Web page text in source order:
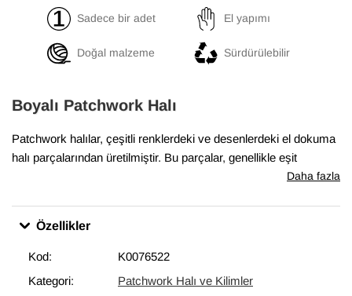
Sadece bir adet El yapımı
Doğal malzeme Sürdürülebilir
Boyalı Patchwork Halı
Patchwork halılar, çeşitli renklerdeki ve desenlerdeki el dokuma
halı parçalarından üretilmiştir. Bu parçalar, genellikle eşit
boyutlarda ve düzenli şekillerde kesilir ve sonra yan yana ve üst
patchwork halılar, evlerde ve ofislerde sıcak bir hava
yaratmakta, aynı zamanda odaların dekorasyonunda etkileyici
Daha fazla
Özellikler
Kod:
K0076522
Kategori:
Patchwork Halı ve Kilimler